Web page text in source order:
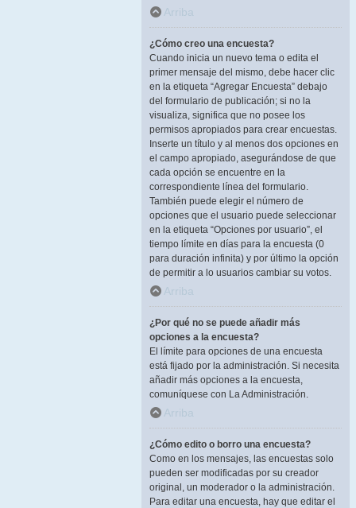
Arriba
¿Cómo creo una encuesta?
Cuando inicia un nuevo tema o edita el
primer mensaje del mismo, debe hacer clic
en la etiqueta “Agregar Encuesta” debajo
del formulario de publicación; si no la
visualiza, significa que no posee los
permisos apropiados para crear encuestas.
Inserte un título y al menos dos opciones en
el campo apropiado, asegurándose de que
cada opción se encuentre en la
correspondiente línea del formulario.
También puede elegir el número de
opciones que el usuario puede seleccionar
en la etiqueta “Opciones por usuario”, el
tiempo límite en días para la encuesta (0
para duración infinita) y por último la opción
de permitir a lo usuarios cambiar su votos.
Arriba
¿Por qué no se puede añadir más
opciones a la encuesta?
El límite para opciones de una encuesta
está fijado por la administración. Si necesita
añadir más opciones a la encuesta,
comuníquese con La Administración.
Arriba
¿Cómo edito o borro una encuesta?
Como en los mensajes, las encuestas solo
pueden ser modificadas por su creador
original, un moderador o la administración.
Para editar una encuesta, hay que editar el